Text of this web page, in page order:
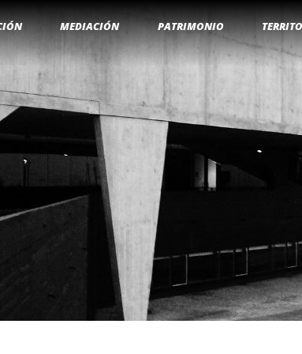
MEDIACIÓN PATRIMONIO